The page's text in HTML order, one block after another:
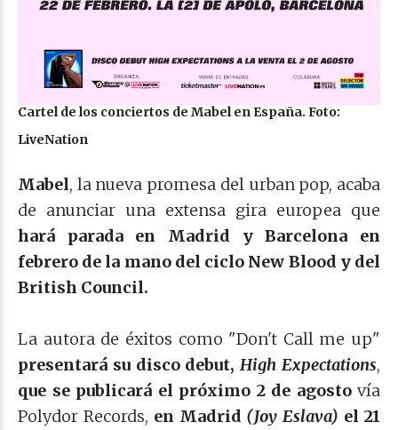
Cartel de los conciertos de Mabel en España. Foto:
LiveNation
Mabel, la nueva promesa del urban pop, acaba
de anunciar una extensa gira europea que
hará parada en Madrid y Barcelona en
febrero de la mano del ciclo New Blood y del
British Council.
La autora de éxitos como "Don't Call me up"
presentará su disco debut,High Expectations,
que se publicará el próximo 2 de agostovía
Polydor Records, en Madrid (Joy Eslava) el 21